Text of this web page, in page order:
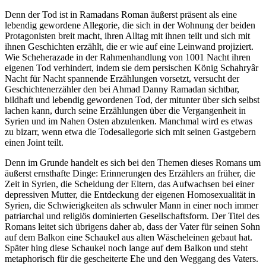
Denn der Tod ist in Ramadans Roman äußerst präsent als eine
lebendig gewordene Allegorie, die sich in der Wohnung der beiden
Protagonisten breit macht, ihren Alltag mit ihnen teilt und sich mit
ihnen Geschichten erzählt, die er wie auf eine Leinwand projiziert.
Wie Scheherazade in der Rahmenhandlung von 1001 Nacht ihren
eigenen Tod verhindert, indem sie dem persischen König Schahryâr
Nacht für Nacht spannende Erzählungen vorsetzt, versucht der
Geschichtenerzähler den bei Ahmad Danny Ramadan sichtbar,
bildhaft und lebendig gewordenen Tod, der mitunter über sich selbst
lachen kann, durch seine Erzählungen über die Vergangenheit in
Syrien und im Nahen Osten abzulenken. Manchmal wird es etwas
zu bizarr, wenn etwa die Todesallegorie sich mit seinen Gastgebern
einen Joint teilt.
Denn im Grunde handelt es sich bei den Themen dieses Romans um
äußerst ernsthafte Dinge: Erinnerungen des Erzählers an früher, die
Zeit in Syrien, die Scheidung der Eltern, das Aufwachsen bei einer
depressiven Mutter, die Entdeckung der eigenen Homosexualität in
Syrien, die Schwierigkeiten als schwuler Mann in einer noch immer
patriarchal und religiös dominierten Gesellschaftsform. Der Titel des
Romans leitet sich übrigens daher ab, dass der Vater für seinen Sohn
auf dem Balkon eine Schaukel aus alten Wäscheleinen gebaut hat.
Später hing diese Schaukel noch lange auf dem Balkon und steht
metaphorisch für die gescheiterte Ehe und den Weggang des Vaters.